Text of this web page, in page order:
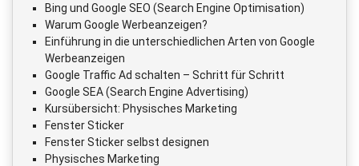
Bing und Google SEO (Search Engine Optimisation)
Warum Google Werbeanzeigen?
Einführung in die unterschiedlichen Arten von Google
Werbeanzeigen
Google Traffic Ad schalten – Schritt für Schritt
Google SEA (Search Engine Advertising)
Kursübersicht: Physisches Marketing
Fenster Sticker
Fenster Sticker selbst designen
Physisches Marketing